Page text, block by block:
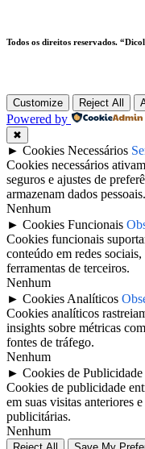
Todos os direitos reservados.
Customize Reject All
Powered by
✖
► Cookies Necessários
Cookies necessários
seguros e ajustes de
armazenam dados pessoais.
Nenhum
► Cookies Funcionais
Cookies funcionais
conteúdo em redes
ferramentas de terceiros.
Nenhum
► Cookies Analíticos
Cookies analíticos
insights sobre métricas
fontes de tráfego.
Nenhum
► Cookies de Publicidade
Cookies de publicidade
em suas visitas anteriores
publicitárias.
Nenhum